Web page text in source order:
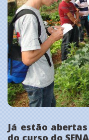
Já estão
do curso do